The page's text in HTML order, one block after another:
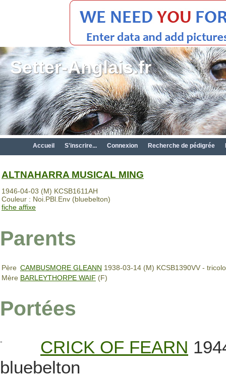
Setter-Anglais.fr
Accueil S'inscrire... Connexion Recherche de pédigrée
ALTNAHARRA MUSICAL MING
1946-04-03 (M) KCSB1611AH
Couleur : Noi.PBl.Env (bluebelton)
fiche affixe
Parents
Père CAMBUSMORE GLEANN 1938-03-14 (M) KCSB1390VV -
Mère BARLEYTHORPE WAIF (F)
Portées
- CRICK OF FEARN
bluebelton